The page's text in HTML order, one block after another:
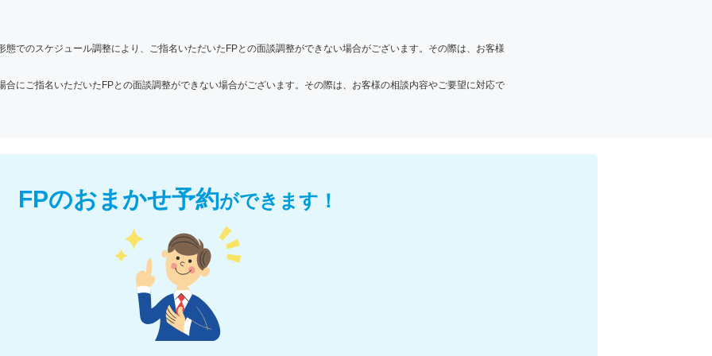
でのスケジュール調整により、ご指名いただいたFPとの面談調整ができない場合がございます。その際は、お客様
にご指名いただいたFPとの面談調整ができない場合がございます。その際は、お客様の相談内容やご要望に対応で
FPのおまかせ予約ができます！